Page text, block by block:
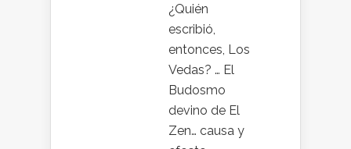
¿Quién
escribió,
entonces, Los
Vedas? … El
Budosmo
devino de El
Zen… causa y